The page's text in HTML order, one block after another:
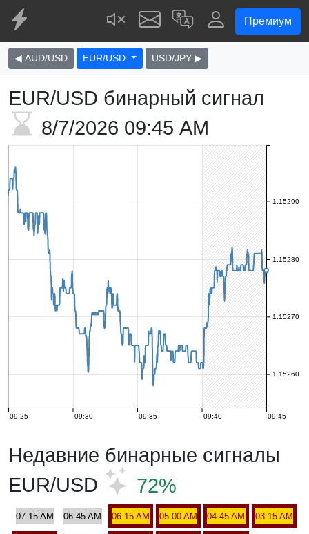
Премиум
◀ AUD/USD EUR/USD USD/JPY ▶
EUR/USD бинарный сигнал
8/7/2026 09:45 AM
09:25 09:30 09:35 09:40 09:45
1.15260
1.15270
1.15280
1.15290
Недавние бинарные сигналы
EUR/USD
72%
07:15 AM 06:45 AM 06:15 AM 05:00 AM 04:45 AM 03:15 AM